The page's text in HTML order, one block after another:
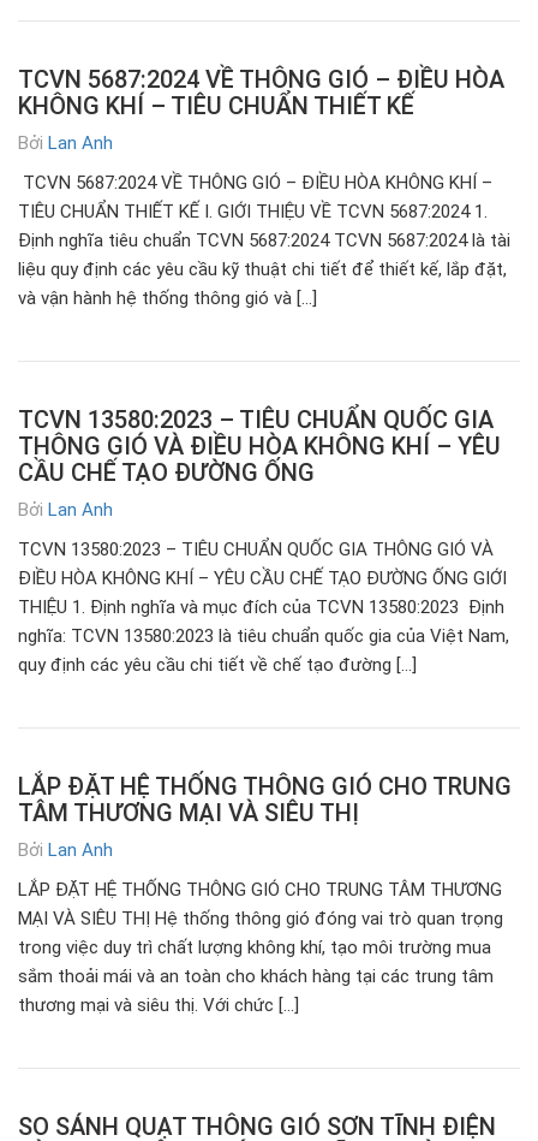
TCVN 5687:2024 VỀ THÔNG GIÓ – ĐIỀU HÒA
KHÔNG KHÍ – TIÊU CHUẨN THIẾT KẾ
Bởi Lan Anh
TCVN 5687:2024 VỀ THÔNG GIÓ – ĐIỀU HÒA KHÔNG KHÍ –
TIÊU CHUẨN THIẾT KẾ I. GIỚI THIỆU VỀ TCVN 5687:2024 1.
Định nghĩa tiêu chuẩn TCVN 5687:2024 TCVN 5687:2024 là tài
liệu quy định các yêu cầu kỹ thuật chi tiết để thiết kế, lắp đặt,
và vận hành hệ thống thông gió và […]
TCVN 13580:2023 – TIÊU CHUẨN QUỐC GIA
THÔNG GIÓ VÀ ĐIỀU HÒA KHÔNG KHÍ – YÊU
CẦU CHẾ TẠO ĐƯỜNG ỐNG
Bởi Lan Anh
TCVN 13580:2023 – TIÊU CHUẨN QUỐC GIA THÔNG GIÓ VÀ
ĐIỀU HÒA KHÔNG KHÍ – YÊU CẦU CHẾ TẠO ĐƯỜNG ỐNG GIỚI
THIỆU 1. Định nghĩa và mục đích của TCVN 13580:2023 Định
nghĩa: TCVN 13580:2023 là tiêu chuẩn quốc gia của Việt Nam,
quy định các yêu cầu chi tiết về chế tạo đường […]
LẮP ĐẶT HỆ THỐNG THÔNG GIÓ CHO TRUNG
TÂM THƯƠNG MẠI VÀ SIÊU THỊ
Bởi Lan Anh
LẮP ĐẶT HỆ THỐNG THÔNG GIÓ CHO TRUNG TÂM THƯƠNG
MẠI VÀ SIÊU THỊ Hệ thống thông gió đóng vai trò quan trọng
trong việc duy trì chất lượng không khí, tạo môi trường mua
sắm thoải mái và an toàn cho khách hàng tại các trung tâm
thương mại và siêu thị. Với chức […]
SO SÁNH QUẠT THÔNG GIÓ SƠN TĨNH ĐIỆN